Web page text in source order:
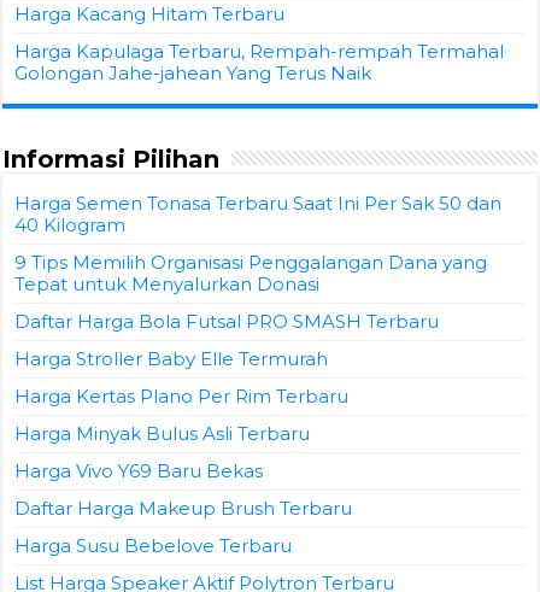
Harga Kacang Hitam Terbaru
Harga Kapulaga Terbaru, Rempah-rempah Termahal
Golongan Jahe-jahean Yang Terus Naik
Informasi Pilihan
Harga Semen Tonasa Terbaru Saat Ini Per Sak 50 dan
40 Kilogram
9 Tips Memilih Organisasi Penggalangan Dana yang
Tepat untuk Menyalurkan Donasi
Daftar Harga Bola Futsal PRO SMASH Terbaru
Harga Stroller Baby Elle Termurah
Harga Kertas Plano Per Rim Terbaru
Harga Minyak Bulus Asli Terbaru
Harga Vivo Y69 Baru Bekas
Daftar Harga Makeup Brush Terbaru
Harga Susu Bebelove Terbaru
List Harga Speaker Aktif Polytron Terbaru